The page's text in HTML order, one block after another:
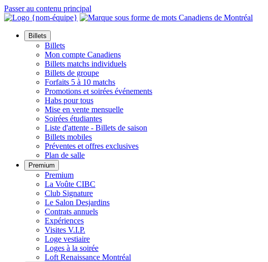
Passer au contenu principal
Billets
Billets
Mon compte Canadiens
Billets matchs individuels
Billets de groupe
Forfaits 5 à 10 matchs
Promotions et soirées événements
Habs pour tous
Mise en vente mensuelle
Soirées étudiantes
Liste d'attente - Billets de saison
Billets mobiles
Préventes et offres exclusives
Plan de salle
Premium
Premium
La Voûte CIBC
Club Signature
Le Salon Desjardins
Contrats annuels
Expériences
Visites V.I.P.
Loge vestiaire
Loges à la soirée
Loft Renaissance Montréal